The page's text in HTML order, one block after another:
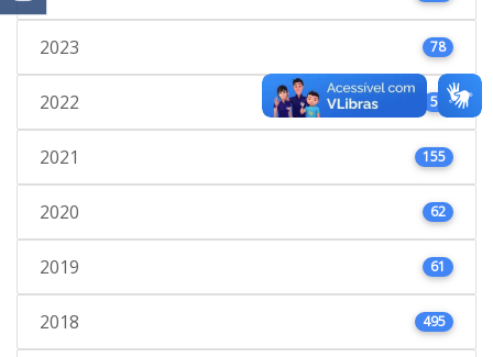
2023 78
2022 53
2021 155
2020 62
2019 61
2018 495